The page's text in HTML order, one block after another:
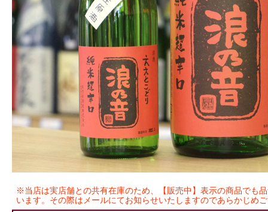
※当店は実店舗との共有在庫のため、【販売中】表示の商品でも
います。その際はメールにてお知らせいたしますのであらかじめ